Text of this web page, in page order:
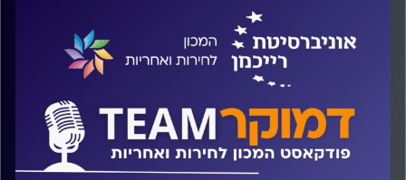
התעשתו מהר יותר מהמדינה אחרי הטבח ב-7 באוקטובר? על
כל אלה ועוד ישוחח ד"ר חיים וייצמן עם פרופ' אבנר דה שליט.
המכון לחירות ואחריות